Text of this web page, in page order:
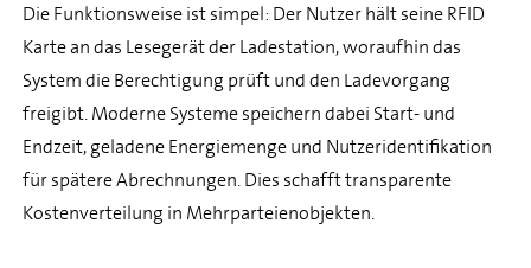
Die Funktionsweise ist simpel: Der Nutzer hält seine RFID
Karte an das Lesegerät der Ladestation, woraufhin das
System die Berechtigung prüft und den Ladevorgang
freigibt. Moderne Systeme speichern dabei Start- und
Endzeit, geladene Energiemenge und Nutzeridentifikation
für spätere Abrechnungen. Dies schafft transparente
Kostenverteilung in Mehrparteienobjekten.